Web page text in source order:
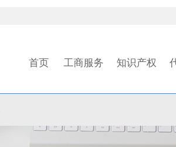
首页 工商服务 知识产权